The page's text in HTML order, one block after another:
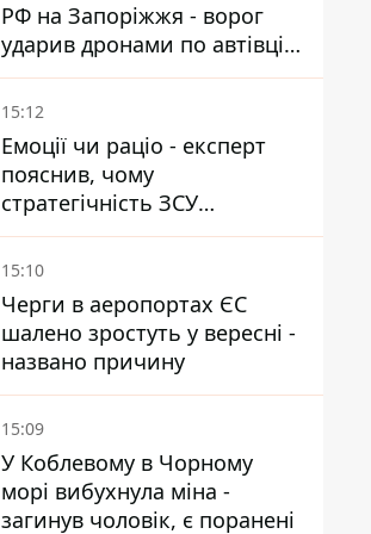
РФ на Запоріжжя - ворог
ударив дронами по автівці
та селищу
15:12
Емоції чи раціо - експерт
пояснив, чому
стратегічність ЗСУ
важливіша за емоційні
атаки РФ
15:10
Черги в аеропортах ЄС
шалено зростуть у вересні -
названо причину
15:09
У Коблевому в Чорному
морі вибухнула міна -
загинув чоловік, є поранені